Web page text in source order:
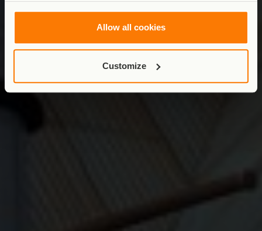
Allow all cookies
Customize